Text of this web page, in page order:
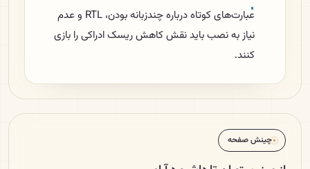
عبارت‌های کوتاه درباره چندزبانه بودن، RTL و عدم
نیاز به نصب باید نقش کاهش ریسک ادراکی را بازی
کنند.
چینش صفحه